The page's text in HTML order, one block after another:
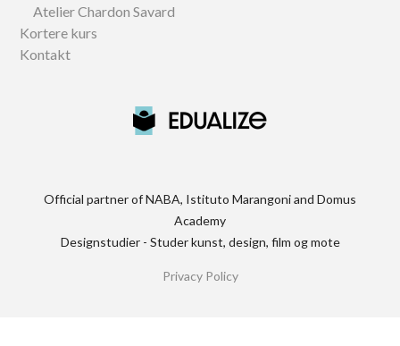
Atelier Chardon Savard
Kortere kurs
Kontakt
Official partner of NABA, Istituto Marangoni and Domus
Academy
Designstudier - Studer kunst, design, film og mote
Privacy Policy